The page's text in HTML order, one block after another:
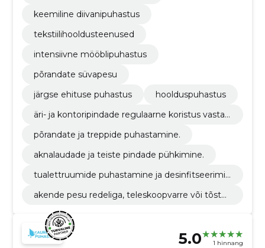
keemiline diivanipuhastus
tekstiilihooldusteenused
intensiivne mööblipuhastus
põrandate süvapesu
järgse ehituse puhastus
hoolduspuhastus
äri- ja kontoripindade regulaarne koristus vastav
põrandate ja treppide puhastamine.
aknalaudade ja teiste pindade pühkimine.
tualettruumide puhastamine ja desinfitseerimin
akende pesu redeliga, teleskoopvarre või tõstuk
5.0 1 hinnang